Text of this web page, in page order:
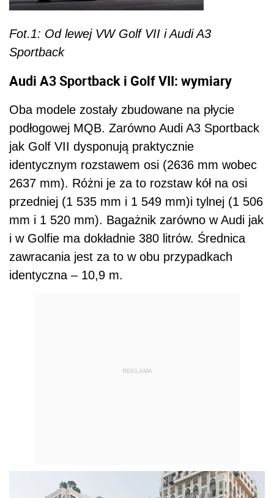
Fot.1: Od lewej VW Golf VII i Audi A3
Sportback
Audi A3 Sportback i Golf VII: wymiary
Oba modele zostały zbudowane na płycie
podłogowej MQB. Zarówno Audi A3 Sportback
jak Golf VII dysponują praktycznie
identycznym rozstawem osi (2636 mm wobec
2637 mm). Różni je za to rozstaw kół na osi
przedniej (1 535 mm i 1 549 mm)i tylnej (1 506
mm i 1 520 mm). Bagażnik zarówno w Audi jak
i w Golfie ma dokładnie 380 litrów. Średnica
zawracania jest za to w obu przypadkach
identyczna – 10,9 m.
REKLAMA